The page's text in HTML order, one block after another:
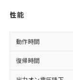
性能
動作時間
復帰時間
ご利用くだ
本
商
(税
非含有に
定はありま
調査・確
非含有の
※1 中国